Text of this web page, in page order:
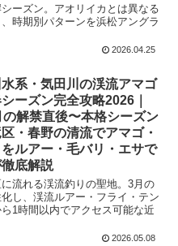
ーズン。アオリイカとは異なる
時期別パターンを浜松アングラ
2026.04.25
系・気田川の渓流アマゴ
ーズン完全攻略2026｜
の解禁直後〜本格シーズン
・春野の清流でアマゴ・
ルアー・毛バリ・エサで
底解説
流れる渓流釣りの聖地。3月の
し、渓流ルアー・フライ・テン
1時間以内でアクセス可能な近
2026.05.08